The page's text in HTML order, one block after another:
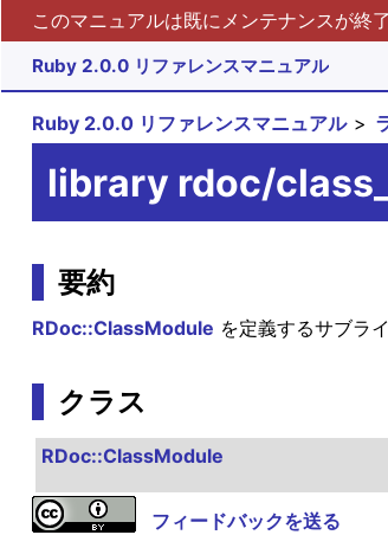
このマニュアルは既にメンテナンスが終
Ruby 2.0.0 リファレンスマニュアル
Ruby 2.0.0 リファレンスマニュアル
library rdoc/
要約
RDoc::ClassModule を定義するサブラ
クラス
RDoc::ClassModule
フィードバックを送る